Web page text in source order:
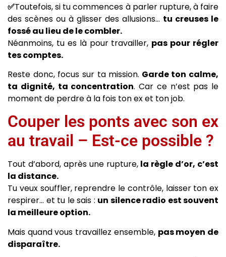
✅Toutefois, si tu commences à parler rupture, à faire
des scènes ou à glisser des allusions… tu creuses le
fossé au lieu de le combler.
Néanmoins, tu es là pour travailler, pas pour régler
tes comptes.
Reste donc, focus sur ta mission. Garde ton calme,
ta dignité, ta concentration. Car ce n’est pas le
moment de perdre à la fois ton ex et ton job.
Couper les ponts avec son ex
au travail – Est-ce possible ?
Tout d’abord, après une rupture, la règle d’or, c’est
la distance.
Tu veux souffler, reprendre le contrôle, laisser ton ex
respirer… et tu le sais : un silence radio est souvent
la meilleure option.
Mais quand vous travaillez ensemble, pas moyen de
disparaître.